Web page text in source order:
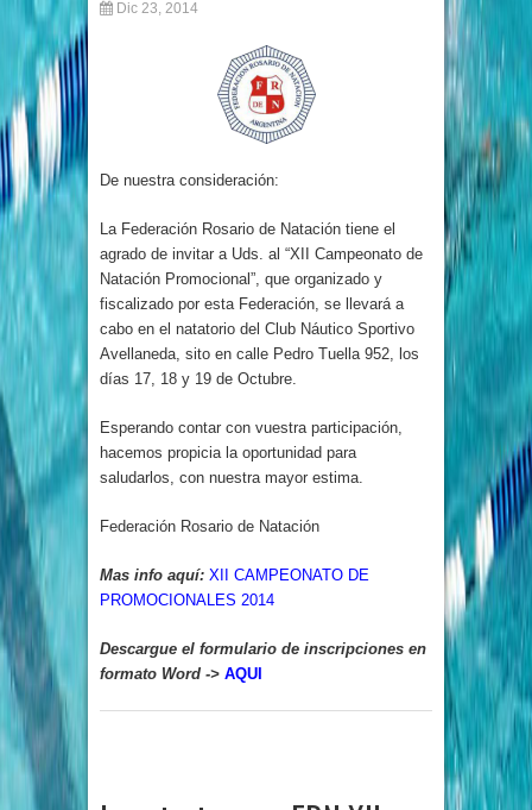
Dic 23, 2014
De nuestra consideración:
La Federación Rosario de Natación tiene el
agrado de invitar a Uds. al “XII Campeonato de
Natación Promocional”, que organizado y
fiscalizado por esta Federación, se llevará a
cabo en el natatorio del Club Náutico Sportivo
Avellaneda, sito en calle Pedro Tuella 952, los
días 17, 18 y 19 de Octubre.
Esperando contar con vuestra participación,
hacemos propicia la oportunidad para
saludarlos, con nuestra mayor estima.
Federación Rosario de Natación
Mas info aquí: XII CAMPEONATO DE
PROMOCIONALES 2014
Descargue el formulario de inscripciones en
formato Word -> AQUI